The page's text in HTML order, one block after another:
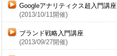
Googleアナリティクス超入門講座
(2013/10/11開催)
ブランド戦略入門講座
(2013/09/27開催)